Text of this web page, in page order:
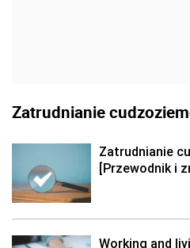
Zatrudnianie
Zatrudnianie
[Przewodnik i
Working and